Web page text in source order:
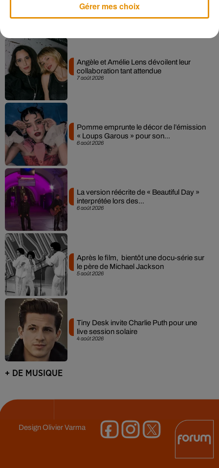
Sensation » avec Kylie Minogue
7 août 2026
Angèle et Amélie Lens dévoilent leur
collaboration tant attendue
6 août 2026
Pomme emprunte le décor de l’émission
« Loups Garous » pour son...
6 août 2026
La version réécrite de « Beautiful Day »
interprétée lors des...
5 août 2026
Après le film, bientôt une docu-série sur
le père de Michael Jackson
4 août 2026
Tiny Desk invite Charlie Puth pour une
live session solaire
+ DE MUSIQUE
DesignOlivier Varma
Gérer mes choix